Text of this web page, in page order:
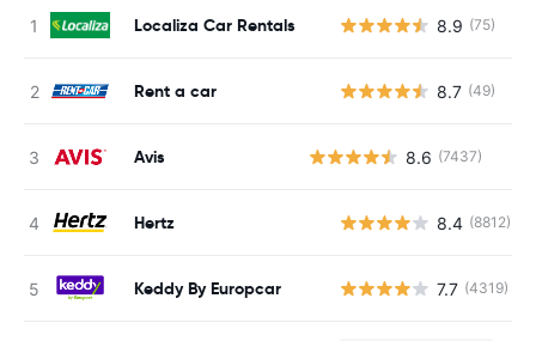
Localiza Car Rentals 8.9 (75)
Rent a car 8.7 (49)
Avis 8.6 (7437)
Hertz 8.4 (8812)
Keddy By Europcar 7.7 (4319)